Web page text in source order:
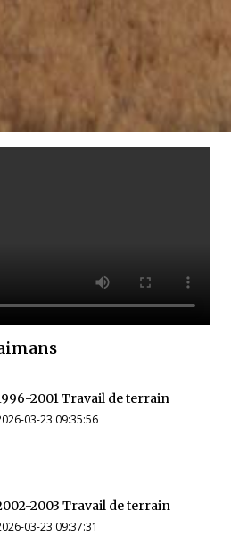
2001 Travail de terrain
03-23 09:35:56
2003 Travail de terrain
03-23 09:37:31